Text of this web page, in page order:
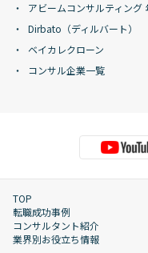
アビームコンサルティング
Dirbato（ディルバート）
ベイカレクローン
コンサル企業一覧
TOP
転職成功事例
コンサルタント紹介
業界別お役立ち情報